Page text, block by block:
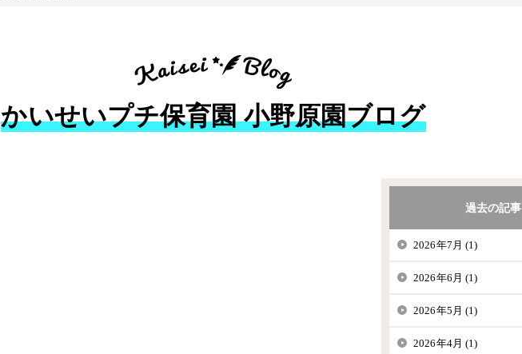
かいせいプチ保育園 小野原園ブログ
過去の記事
2026年7月 (1)
2026年6月 (1)
2026年5月 (1)
2026年4月 (1)